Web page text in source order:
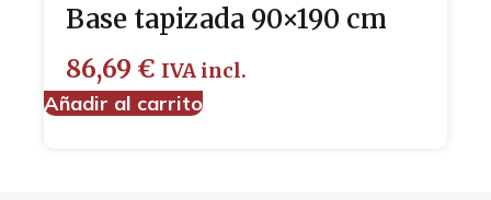
Base tapizada 90×190 cm
86,69 € IVA incl.
Añadir al carrito